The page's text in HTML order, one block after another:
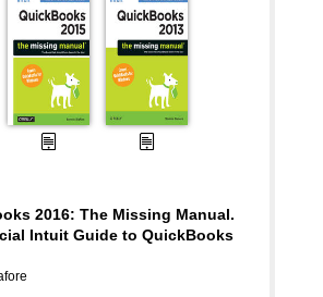
2016: The Missing Manual.
Intuit Guide to QuickBooks